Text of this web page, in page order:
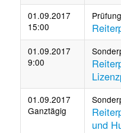
01.09.2017
15:00
01.09.2017
9:00
01.09.2017
Ganztägig
und